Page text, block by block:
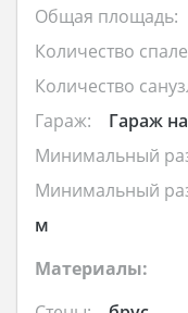
Общая площадь:
Количество
Количество
Гараж:
Гараж
Минимальный
Минимальный
м
Материалы: